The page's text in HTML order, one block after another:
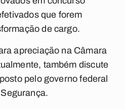
que forem
de cargo.
apreciação na Câmara
também discute
pelo governo federal